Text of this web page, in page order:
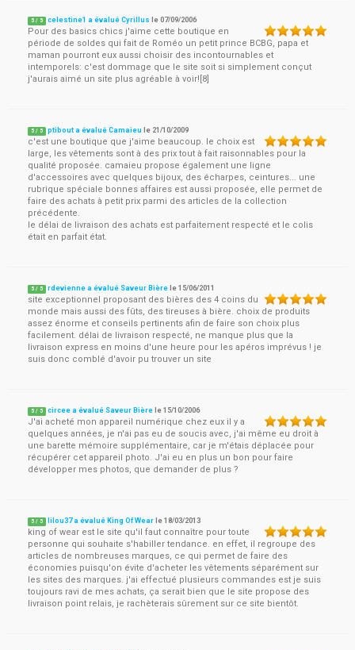
5 / 5 celestine1 a évalué Cyrillus le07/09/2006
Pour des basics chics j'aime cette boutique en
période de soldes qui fait de Roméo un petit prince BCBG, papa et
maman pourront eux aussi choisir des incontournables et
intemporels: c'est dommage que le site soit si simplement conçut
j'aurais aimé un site plus agréable à voir![8]
5 / 5 ptibout a évalué Camaieu le 21/10/2009
c'est une boutique que j'aime beaucoup. le choix est
large, les vêtements sont à des prix tout à fait raisonnables pour la
qualité proposée. camaieu propose également une ligne
d'accessoires avec quelques bijoux, des écharpes, ceintures... une
rubrique spéciale bonnes affaires est aussi proposée, elle permet de
faire des achats à petit prix parmi des articles de la collection
précédente.
le délai de livraison des achats est parfaitement respecté et le colis
était en parfait état.
5 / 5 rdevienne a évalué Saveur Bière le15/06/2011
site exceptionnel proposant des bières des 4 coins du
monde mais aussi des fûts, des tireuses à bière. choix de produits
assez énorme et conseils pertinents afin de faire son choix plus
facilement. délai de livraison respecté, ne manque plus que la
livraison express en moins d'une heure pour les apéros imprévus ! je
suis donc comblé d'avoir pu trouver un site
5 / 5 circee a évalué Saveur Bière le15/10/2006
J'ai acheté mon appareil numérique chez eux il y a
quelques années, je n'ai pas eu de soucis avec, j'ai même eu droit à
une barette mémoire supplémentaire, car je m'étais déplacée pour
récupérer cet appareil photo. J'ai eu en plus un bon pour faire
développer mes photos, que demander de plus ?
5 / 5 lilou37 a évalué King Of Wear le18/03/2013
king of wear est le site qu'il faut connaître pour toute
personne qui souhaite s'habiller tendance. en effet, il regroupe des
articles de nombreuses marques, ce qui permet de faire des
économies puisqu'on évite d'acheter les vêtements séparément sur
les sites des marques. j'ai effectué plusieurs commandes est je suis
toujours ravi de mes achats, ça serait bien que le site propose des
livraison point relais, je rachèterais sûrement sur ce site bientôt.